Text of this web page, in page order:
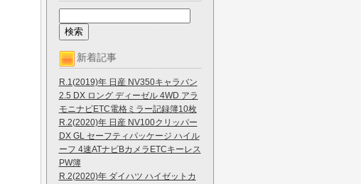
新着記事
R.1(2019)年 日産 NV350キャラバン
2.5 DX ロング ディーゼル 4WD アラ
モニナビETC電格ミラー記録簿10枚
R.2(2020)年 日産 NV100クリッパー
DX GL セーフティパッケージ ハイル
ーフ 4速ATナビBカメラETCキーレス
PW簿
R.2(2020)年 ダイハツ ハイゼットカ